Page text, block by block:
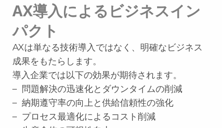
AX導入によるビジネスイン
パクト
AXは単なる技術導入ではなく、明確なビジネス
成果をもたらします。
導入企業では以下の効果が期待されます。
– 問題解決の迅速化とダウンタイムの削減
– 納期遵守率の向上と供給信頼性の強化
– プロセス最適化によるコスト削減